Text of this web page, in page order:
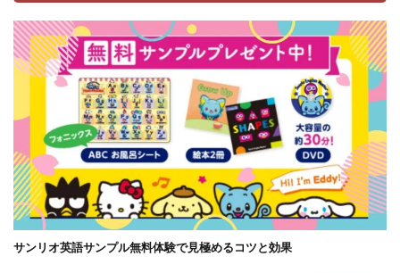
サンリオ英語サンプル無料体験で見極めるコツと効果